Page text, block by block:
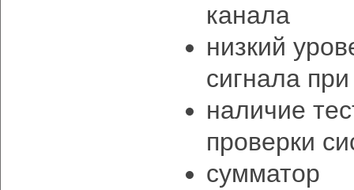
канала
низкий
сигнала
наличие
проверки
сумматор